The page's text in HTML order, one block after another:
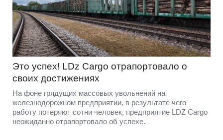
Это успех! LDz Cargo отрапортовало о
своих достижениях
На фоне грядущих массовых увольнений на
железнодорожном предприятии, в результате чего
работу потеряют сотни человек, предприятие LDZ Cargо
неожиданно отрапортовало об успехе.